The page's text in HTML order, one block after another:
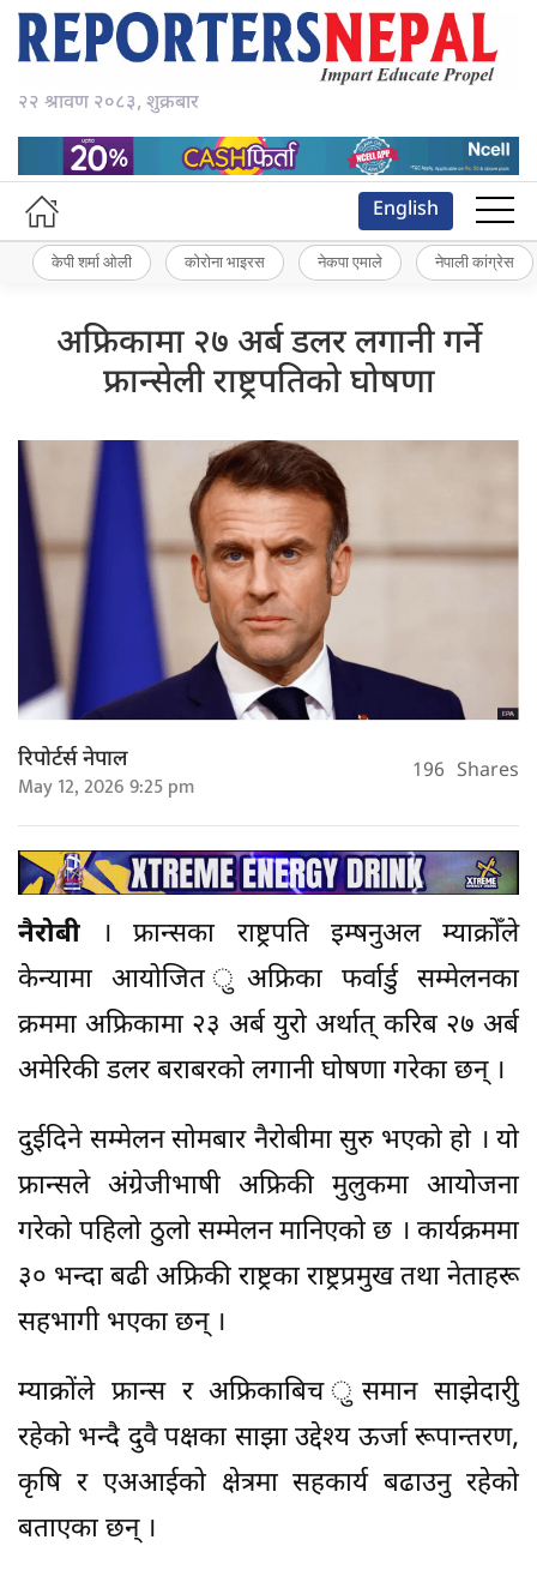
२२ श्रावण २०८३, शुक्रबार
English
केपी शर्मा ओली कोरोना भाइरस नेकपा एमाले नेपाली कांग्रेस
अफ्रिकामा २७ अर्ब डलर लगानी गर्ने
फ्रान्सेली राष्ट्रपतिको घोषणा
रिपोर्टर्स नेपाल
May 12, 2026 9:25 pm 196 Shares
नैरोबी
। फ्रान्सका राष्ट्रपति इम्षनुअल म्याक्रोँले
केन्यामा आयोजित ुअफ्रिका फर्वार्डु सम्मेलनका
क्रममा अफ्रिकामा २३ अर्ब युरो अर्थात् करिब २७ अर्ब
अमेरिकी डलर बराबरको लगानी घोषणा गरेका छन् ।
दुईदिने सम्मेलन सोमबार नैरोबीमा सुरु भएको हो । यो
फ्रान्सले अंग्रेजीभाषी अफ्रिकी मुलुकमा आयोजना
गरेको पहिलो ठुलो सम्मेलन मानिएको छ । कार्यक्रममा
३० भन्दा बढी अफ्रिकी राष्ट्रका राष्ट्रप्रमुख तथा नेताहरू
सहभागी भएका छन् ।
म्याक्रोंले फ्रान्स र अफ्रिकाबिच ुसमान साझेदारीु
रहेको भन्दै दुवै पक्षका साझा उद्देश्य ऊर्जा रूपान्तरण,
कृषि र एअआईको क्षेत्रमा सहकार्य बढाउनु रहेको
बताएका छन् ।